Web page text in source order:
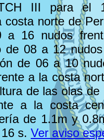
III para el
costa norte de
a 16 nudos
de 08 a 12
de 06 a 10
a la costa
de las olas
a la costa
de 1.1m y
s. Ver aviso